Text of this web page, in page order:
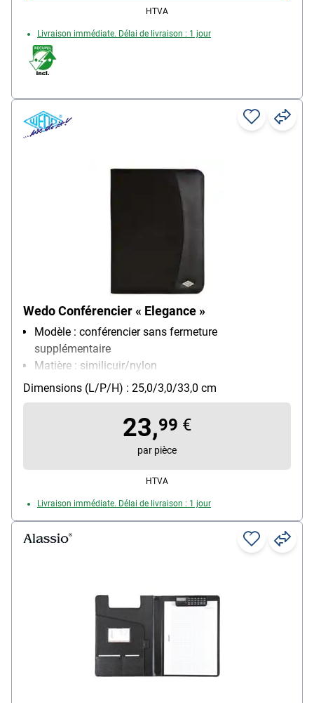
HTVA
Livraison immédiate. Délai de livraison : 1 jour
Wedo Conférencier « Elegance »
Modèle : conférencier sans fermeture
supplémentaire
Matière : similicuir/nylon
Pour format : A4
Poids : 0.48 kg
Dimensions (L/P/H) : 25,0/3,0/33,0 cm
23,99 €
par pièce
HTVA
Livraison immédiate. Délai de livraison : 1 jour